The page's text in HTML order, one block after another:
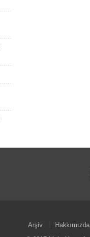
Arşiv Hakkımızda